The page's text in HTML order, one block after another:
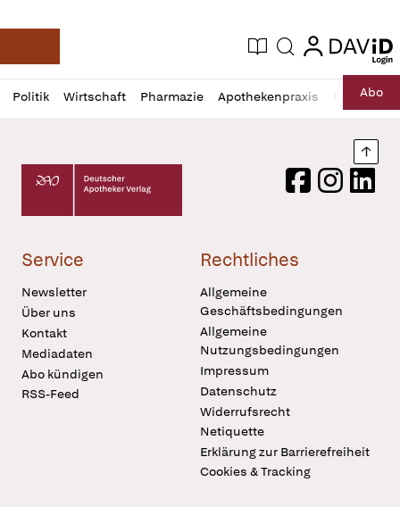
Deutsche Apotheker Zeitung
Aktuelle Ausgabe
Suche login
login
Politik Wirtschaft Pharmazie Apothekenpraxis RechtAbo
Profil
öffnen
Daz
Pur
Deutscher Apotheker Verlag Logo
FacebookInstagram
Service
Newsletter
Über uns
Kontakt
Mediadaten
Abo kündigen
RSS-Feed
Rechtliches
Allgemeine
Geschäftsbedingungen
Allgemeine
Nutzungsbedingungen
Impressum
Datenschutz
Widerrufsrecht
Netiquette
Erklärung zur Barrierefreiheit
Cookies & Tracking